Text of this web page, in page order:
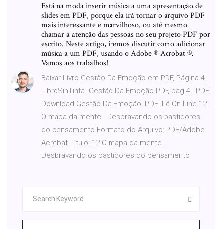
Está na moda inserir música a uma apresentação de
slides em PDF, porque ela irá tornar o arquivo PDF
mais interessante e marvilhoso, ou até mesmo
chamar a atenção das pessoas no seu projeto PDF por
escrito. Neste artigo, iremos discutir como adicionar
música a um PDF, usando o Adobe ® Acrobat ®.
Vamos aos trabalhos!
Baixar Livro Gestão Da Emoção em PDF, Página 4.
LibroSinTinta. Gestão Da Emoção PDF, pag 4. [PDF]
Download Gestão Da Emoção [PDF] Lê On Line 12
O mapa da mente . Desbravando os bastidores
do pensamento Formato do Arquivo: PDF/Adobe
Acrobat Título: 12 O mapa da mente .
Desbravando os bastidores do pensamento